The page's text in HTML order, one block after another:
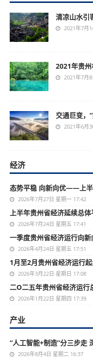
清凉山水引
2021年7月
2021年贵
2021年7月
交通巨变，
2021年6月
经济
态势平稳 向新向优——上半
2026年7月27日 星期一 17:42
上半年贵州省经济延续总
2026年7月24日 星期五 17:41
一季度贵州省经济运行向
2026年4月24日 星期五 17:51
1月至2月贵州省经济运行
2026年3月22日 星期日 17:08
二O二五年贵州省经济运行
2026年1月22日 星期四 17:39
产业
“人工智能+制造”分三步走
2026年8月4日 星期二 16:37